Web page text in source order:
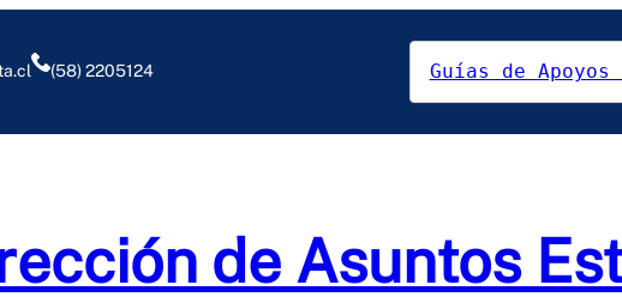
(58) 2205124 Guías de
de Asuntos